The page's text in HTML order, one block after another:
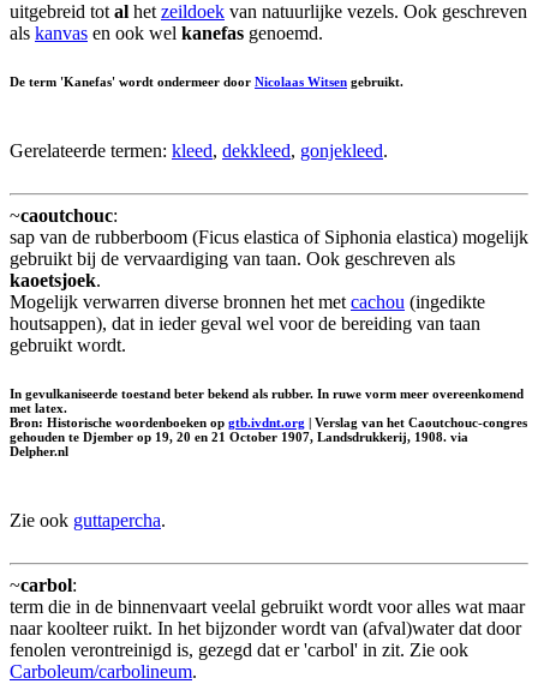
uitgebreid tot al het zeildoek van natuurlijke vezels. Ook geschreven
als kanvas en ook wel kanefas genoemd.
De term 'Kanefas' wordt ondermeer door Nicolaas Witsen gebruikt.
Gerelateerde termen: kleed, dekkleed, gonjekleed.
~caoutchouc:
sap van de rubberboom (Ficus elastica of Siphonia elastica) mogelijk
gebruikt bij de vervaardiging van taan. Ook geschreven als
kaoetsjoek.
Mogelijk verwarren diverse bronnen het met cachou (ingedikte
houtsappen), dat in ieder geval wel voor de bereiding van taan
gebruikt wordt.
In gevulkaniseerde toestand beter bekend als rubber. In ruwe vorm meer overeenkomend
met latex.
Bron: Historische woordenboeken op gtb.ivdnt.org | Verslag van het Caoutchouc-congres
gehouden te Djember op 19, 20 en 21 October 1907, Landsdrukkerij, 1908. via
Delpher.nl
Zie ook guttapercha.
~carbol:
term die in de binnenvaart veelal gebruikt wordt voor alles wat maar
naar koolteer ruikt. In het bijzonder wordt van (afval)water dat door
fenolen verontreinigd is, gezegd dat er 'carbol' in zit. Zie ook
Carboleum/carbolineum.